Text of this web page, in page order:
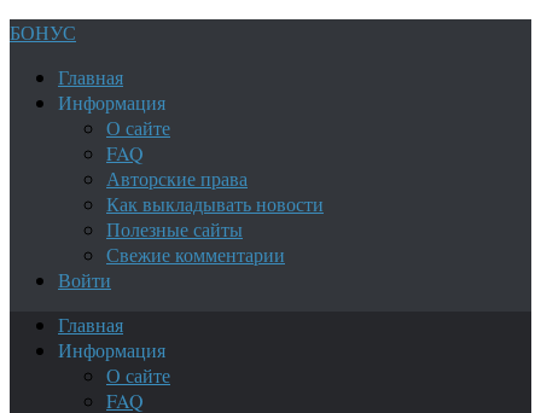
БОНУС
Главная
Информация
О сайте
FAQ
Авторские права
Как выкладывать новости
Полезные сайты
Свежие комментарии
Войти
Главная
Информация
О сайте
FAQ